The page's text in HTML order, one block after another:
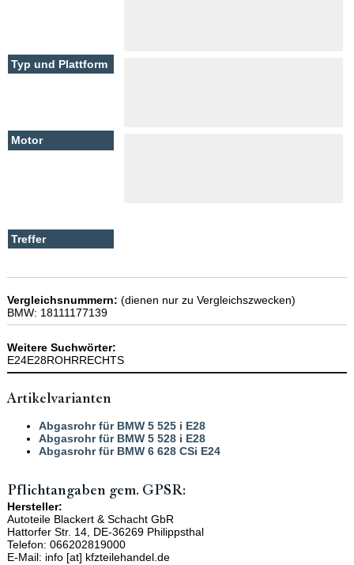
Vergleichsnummern: (dienen nur zu Vergleichszwecken)
BMW: 18111177139
Weitere Suchwörter:
E24E28ROHRRECHTS
Artikelvarianten
Abgasrohr für BMW 5 525 i E28
Abgasrohr für BMW 5 528 i E28
Abgasrohr für BMW 6 628 CSi E24
Pflichtangaben gem. GPSR:
Hersteller:
Autoteile Blackert & Schacht GbR
Hattorfer Str. 14, DE-36269 Philippsthal
Telefon: 066202819000
E-Mail: info [at] kfzteilehandel.de